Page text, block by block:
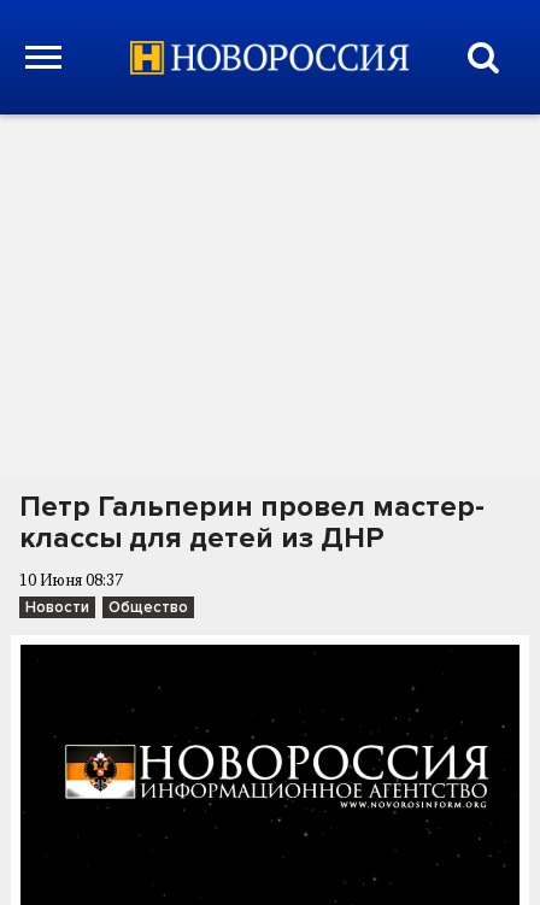
Петр Гальперин провел мастер-
классы для детей из ДНР
10 Июня 08:37
Новости Общество